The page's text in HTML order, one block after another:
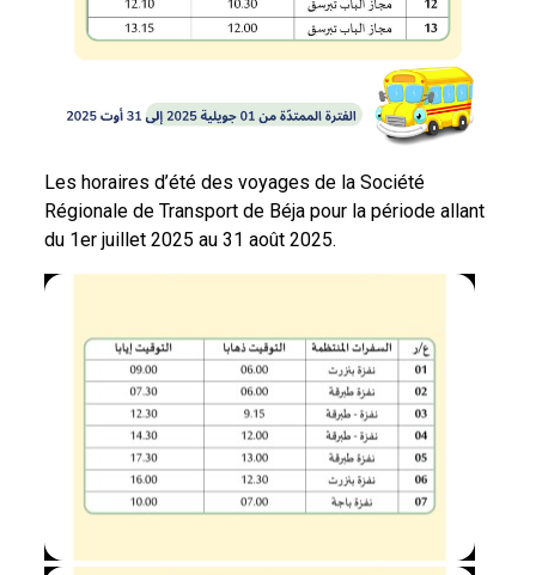
Les horaires d’été des voyages de la Société
Régionale de Transport de Béja pour la période allant
du 1er juillet 2025 au 31 août 2025.